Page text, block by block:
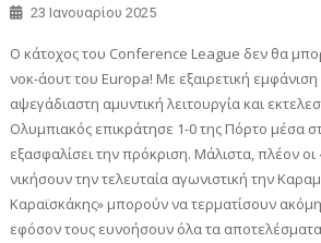
23 Ιανουαρίου 2025
Ο κάτοχος του Conference League δεν θα
νοκ-άουτ του Europa! Με εξαιρετική
αψεγάδιαστη αμυντική λειτουργία και
Ολυμπιακός επικράτησε 1-0 της Πόρτο μέσα
εξασφαλίσει την πρόκριση. Μάλιστα, πλέον
νικήσουν την τελευταία αγωνιστική την
Καραϊσκάκης» μπορούν να τερματίσουν
εφόσον τους ευνοήσουν όλα τα